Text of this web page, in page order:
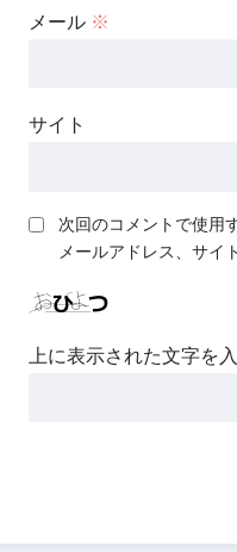
メール ※
サイト
次回のコメントで使用
メールアドレス、サイ
上に表示された文字を